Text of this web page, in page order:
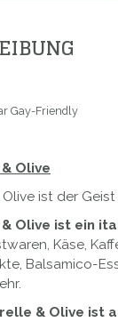
Gay-Friendly
Olive
ist der Geist
Olive ist ein
Käse,
Balsamico-
& Olive ist